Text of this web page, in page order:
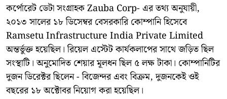
কর্পোরেট ডেটা সংগ্রাহক Zauba Corp- এর তথ্য অনুযায়ী,
২০১৩ সালের ১৮ ডিসেম্বর বেসরকারি কোম্পানি হিসেবে
Ramsetu Infrastructure India Private Limited
অন্তর্ভুক্ত হয়েছিল। রিয়েল এস্টেট কার্যকলাপের সাথে জড়িত ছিল
সংস্থাটি। অনুমোদিত শেয়ার মূলধন ছিল ৫ লক্ষ টাকা। কোম্পানিটির
দুজন ডিরেক্টর ছিলেন - বিজেন্দর এবং বিক্রম, দুজনকেই ওই
বছরের ১৮ অক্টোবর নিয়োগ করা হয়েছিল।